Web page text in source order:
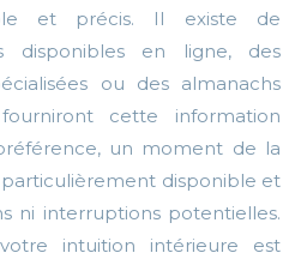
et précis. Il existe de
disponibles en ligne, des
ou des almanachs
cette information
un moment de la
particulièrement disponible et
ni interruptions potentielles.
intuition intérieure est